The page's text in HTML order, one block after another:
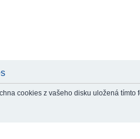
cookies z vašeho disku uložená tímto